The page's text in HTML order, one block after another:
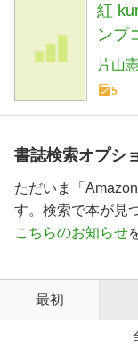
紅
ンプ
片山
5
書誌検索オプシ
ただいま「
す。検索で本が見
こちらのお知らせ
最初